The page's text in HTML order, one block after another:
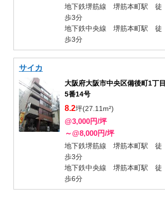
地下鉄堺筋線 堺筋本町駅 徒
歩3分
地下鉄中央線 堺筋本町駅 徒
歩3分
サイカ
大阪府大阪市中央区備後町1丁目
5番14号
8.2坪(27.11m²)
@3,000円/坪
～@8,000円/坪
地下鉄堺筋線 堺筋本町駅 徒
歩3分
地下鉄中央線 堺筋本町駅 徒
歩6分